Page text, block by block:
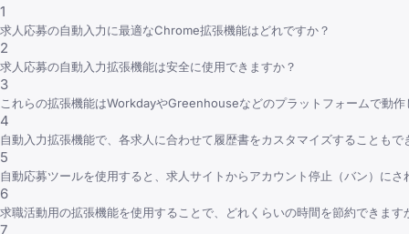
1
求人応募の自動入力に最適なChrome拡張機能はどれですか？
2
求人応募の自動入力拡張機能は安全に使用できますか？
3
これらの拡張機能はWorkdayやGreenhouseなどのプラットフォームで動作
4
自動入力拡張機能で、各求人に合わせて履歴書をカスタマイズすることもで
5
自動応募ツールを使用すると、求人サイトからアカウント停止（バン）にさ
6
求職活動用の拡張機能を使用することで、どれくらいの時間を節約できます
7